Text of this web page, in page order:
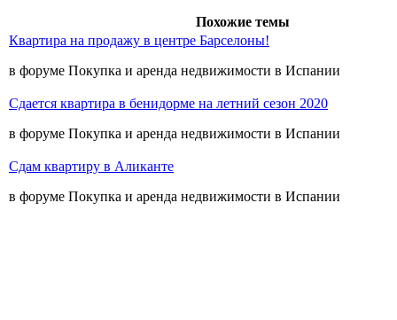
Похожие темы
Квартира на продажу в центре Барселоны!
в форуме Покупка и аренда недвижимости в Испании
Сдается квартира в бенидорме на летний сезон 2020
в форуме Покупка и аренда недвижимости в Испании
Сдам квартиру в Аликанте
в форуме Покупка и аренда недвижимости в Испании